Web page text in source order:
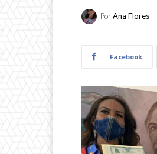
PorAna Flores
Facebook